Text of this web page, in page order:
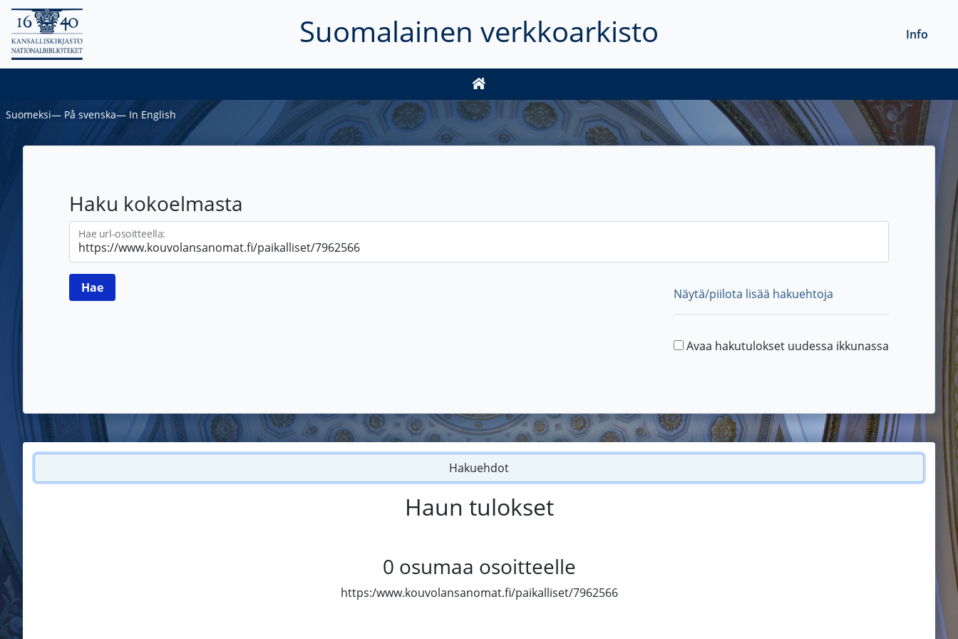
Suomalainen verkkoarkisto Info
Suomeksi― På svenska― In English
Haku kokoelmasta
Hae url-osoitteella:
Näytä/piilota lisää hakuehtoja
Avaa hakutulokset uudessa ikkunassa
Hakuehdot
Haun tulokset
0 osumaa osoitteelle
https:/www.kouvolansanomat.fi/paikalliset/7962566